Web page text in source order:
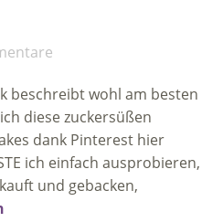
beschreibt wohl am besten
diese zuckersüßen
dank Pinterest hier
ich einfach ausprobieren,
und gebacken,